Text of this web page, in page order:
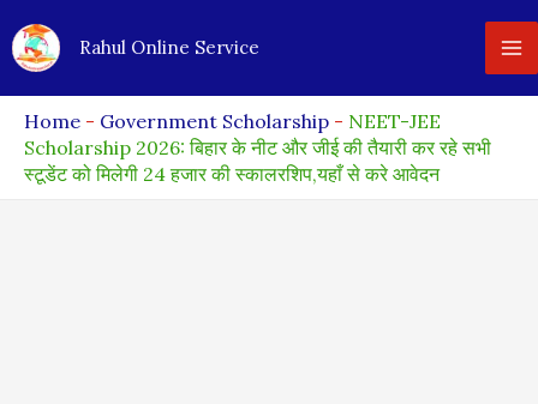
to
Rahul Online Service
Home - Government Scholarship - NEET-JEE
Scholarship 2026: बिहार के नीट और जीई की तैयारी कर रहे सभी
स्टूडेंट को मिलेगी 24 हजार की स्कालरशिप,यहाँ से करे आवेदन